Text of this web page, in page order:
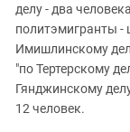
делу - два
политэмигранты -
Имишлинскому
"по Тертерскому
Гянджинскому
12 человек.